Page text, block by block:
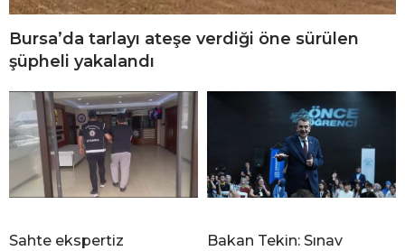
Bursa’da tarlayı ateşe verdiği öne sürülen
şüpheli yakalandı
Sahte ekspertiz
Bakan Tekin: Sınav